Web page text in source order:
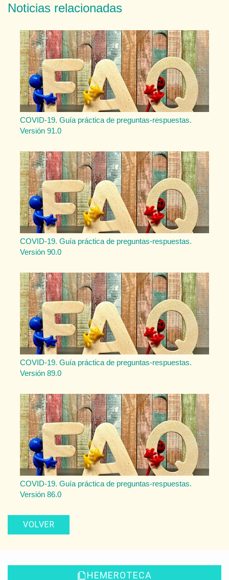
Noticias relacionadas
COVID-19. Guía práctica de preguntas-respuestas.
Versión 91.0
COVID-19. Guía práctica de preguntas-respuestas.
Versión 90.0
COVID-19. Guía práctica de preguntas-respuestas.
Versión 89.0
COVID-19. Guía práctica de preguntas-respuestas.
Versión 86.0
VOLVER
HEMEROTECA